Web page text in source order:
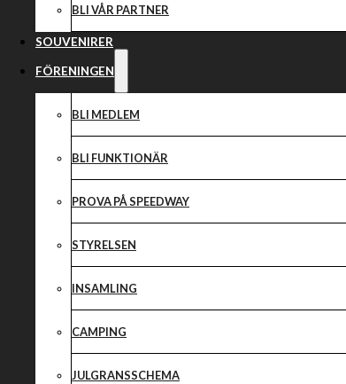
BLI VÅR PARTNER
SOUVENIRER
FÖRENINGEN
BLI MEDLEM
BLI FUNKTIONÄR
PROVA PÅ SPEEDWAY
STYRELSEN
INSAMLING
CAMPING
JULGRANSSCHEMA